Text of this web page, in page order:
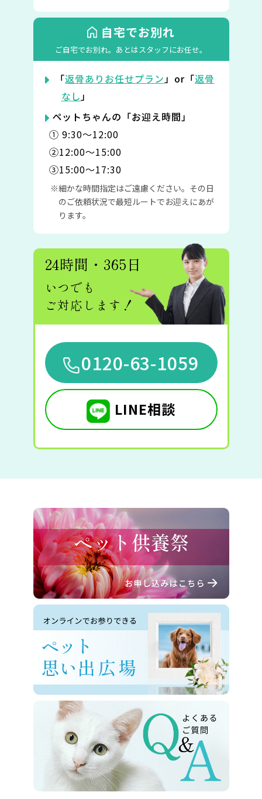
自宅でお別れ
ご自宅でお別れ。 あとはスタッフにお任せ。
「返骨ありお任せプラン」or「返骨
なし」
ペットちゃんの「お迎え時間」
① 9:30〜12:00
②12:00〜15:00
③15:00〜17:30
細かな時間指定はご遠慮ください。その日
のご依頼状況で最短ルートでお迎えにあが
ります。
24時間・365日
いつでも
ご対応します！
0120-63-1059
LINE相談